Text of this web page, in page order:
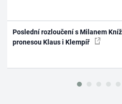
Poslední rozloučení s Milanem
pronesou Klaus i Klempíř